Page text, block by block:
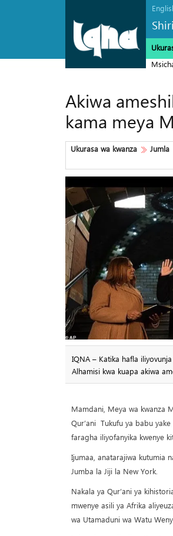
Akiwa
kama meya
Ukurasa wa kwanza Jumla
IQNA – Katika hafla
Alhamisi kwa kuapa akiwa
Mamdani, Meya wa kwanza
Qur’ani Tukufu ya babu
faragha iliyofanyika kwenye
Ijumaa, anatarajiwa kutumia
Jumba la Jiji la New York.
Nakala ya Qur’ani ya
mwenye asili ya Afrika
wa Utamaduni wa Watu